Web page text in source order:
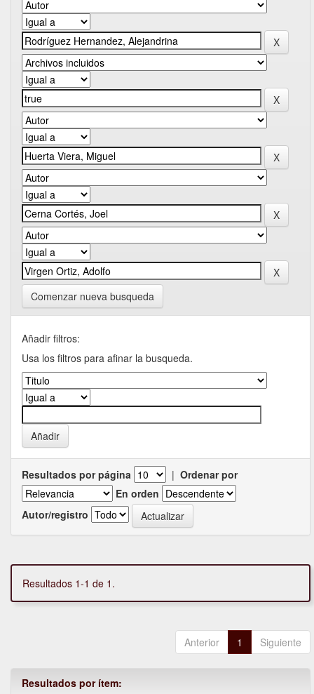
Comenzar nueva busqueda
Añadir filtros:
Usa los filtros para afinar la busqueda.
Resultados por página | Ordenar por
En orden
Autor/registro
Resultados 1-1 de 1.
Anterior 1 Siguiente
Resultados por ítem: